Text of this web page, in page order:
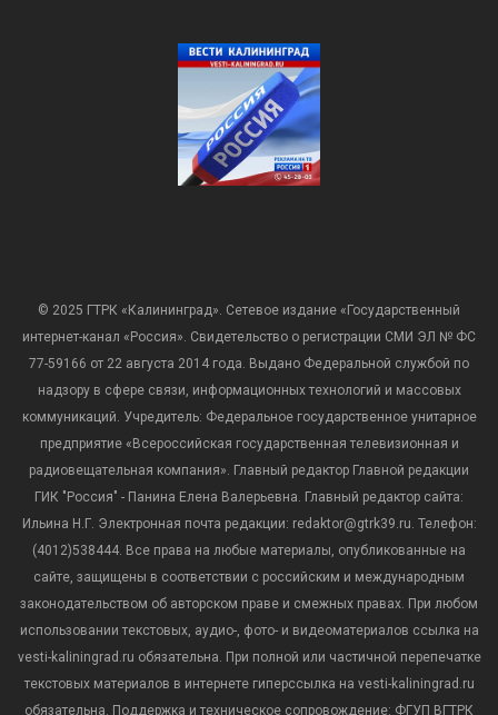
© 2025 ГТРК «Калининград». Сетевое издание «Государственный
интернет-канал «Россия». Свидетельство о регистрации СМИ ЭЛ № ФС
77-59166 от 22 августа 2014 года. Выдано Федеральной службой по
надзору в сфере связи, информационных технологий и массовых
коммуникаций. Учредитель: Федеральное государственное унитарное
предприятие «Всероссийская государственная телевизионная и
радиовещательная компания». Главный редактор Главной редакции
ГИК "Россия" - Панина Елена Валерьевна. Главный редактор сайта:
Ильина Н.Г. Электронная почта редакции: redaktor@gtrk39.ru. Телефон:
(4012)538444. Все права на любые материалы, опубликованные на
сайте, защищены в соответствии с российским и международным
законодательством об авторском праве и смежных правах. При любом
использовании текстовых, аудио-, фото- и видеоматериалов ссылка на
vesti-kaliningrad.ru обязательна. При полной или частичной перепечатке
текстовых материалов в интернете гиперссылка на vesti-kaliningrad.ru
обязательна. Поддержка и техническое сопровождение: ФГУП ВГТРК